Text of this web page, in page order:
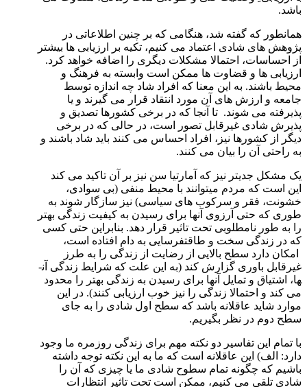
باشد.
همانطور که گفته شد، هنگامی که بر چنین اطلاعاتی در
پژوهش­ های شادی اعتماد می ­کنیم، تکیه بر ارزیابی ­ها بیشتر
از احساسات، احتمالا مشکلات دیگری را اضافه خواهد کرد.
ارزیابی­ ها و قضاوت­ ها ممکن است وابسته به فرهنگ و
محیط باشند. به این معنا که افراد شاد چه اندازه توسط
جامعه و ارزش ­های آن مورد انتقاد قرار می ­گیرند و یا
پذیرفته می ­شوند. تا آن­جا که در برخی کشورها تصدیق و
پذیرش شادی غیرقابل تصور است، در حالی که در برخی
دیگر از کشورها نیز، افراد احساس می­ کنند باید شاد باشند و
به راحتی آن را بیان می­ کنند.
یک مشکل جدی­تر نیز که آمارتیا سن نیز بر آن تاکید می ­کند
این است که مردم می­توانند با محیط منفی (بی­ سوادی،
خشونت، فقر و سرکوب­ های سیاسی) نیز سازگار شوند به
طوری که حتی آرزوی آن­ها برای رسیدن به کیفیت زندگی بهتر
را به طور نامطلوبی تحت تاثیر قرار دهد. بنابراین حتی کسی
که در زندگی سخت و طاقت­فرسایی به دام افتاده است،
امکان دارد سطح بالایی از رضایت از زندگی را به طرز
غیرقابل باوری گزارش کند (به این علت که شرایط زندگی آن­
ها، اشتیاق و تمایل آن­ها برای رسیدن به زندگی بهتر را محدود
می­ کند و احتمالا زندگی را نیز خوب ارزیابی کنند). در این
موارد شاید عاقلانه باشد که سطح اول شادی را به جای
سطح دوم در نظر بگیریم.
با تمام این تفاسیر دو نکته مهم برای زندگی روزمره ما وجود
دارد: الف) این عاقلانه است که ما به این نکته توجه داشته
باشیم که چگونه تمام سطوح شادی ما یا چیزی که آن را
شادی تلقی می ­کنیم، ممکن است تحت تاثیر انتظارات